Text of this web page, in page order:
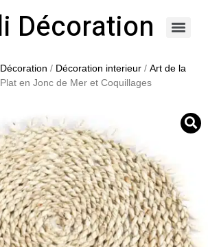
Décoration
Décoration / Décoration interieur / Art de la
en Jonc de Mer et Coquillages